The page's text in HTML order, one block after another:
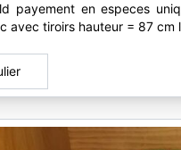
payement en especes
avec tiroirs hauteur = 87 cm